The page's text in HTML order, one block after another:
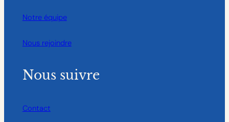
Notre équipe
Nous rejoindre
Nous suivre
Contact